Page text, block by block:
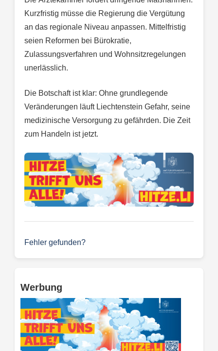
Kurzfristig müsse die Regierung die Vergütung
an das regionale Niveau anpassen. Mittelfristig
seien Reformen bei Bürokratie,
Zulassungsverfahren und Wohnsitzregelungen
unerlässlich.
Die Botschaft ist klar: Ohne grundlegende
Veränderungen läuft Liechtenstein Gefahr, seine
medizinische Versorgung zu gefährden. Die Zeit
zum Handeln ist jetzt.
Fehler gefunden?
Werbung